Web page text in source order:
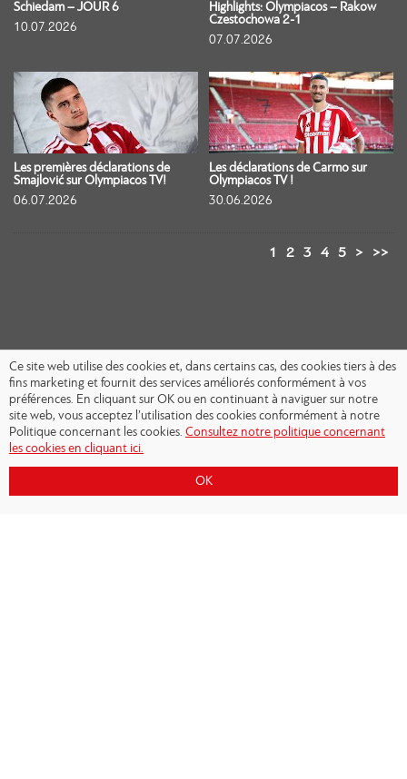
Schiedam – JOUR 6
10.07.2026
Highlights: Olympiacos – Rakow
Czestochowa 2-1
07.07.2026
Les premières déclarations de
Smajlović sur Olympiacos TV!
06.07.2026
Les déclarations de Carmo sur
Olympiacos TV !
30.06.2026
1 2 3 4 5 > >>
Ce site web utilise des cookies et, dans certains cas, des cookies tiers à des
fins marketing et fournit des services améliorés conformément à vos
préférences. En cliquant sur OK ou en continuant à naviguer sur notre
site web, vous acceptez l’utilisation des cookies conformément à notre
Politique concernant les cookies. Consultez notre politique concernant
les cookies en cliquant ici.
OK